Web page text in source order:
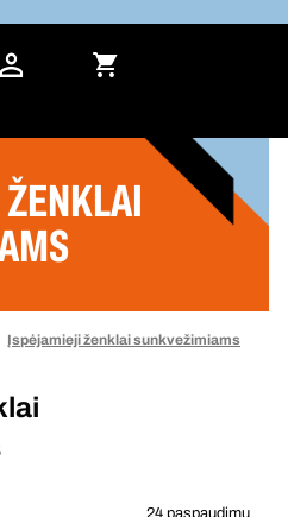
Įspėjamieji ženklai sunkvežimiams
24 paspaudimų